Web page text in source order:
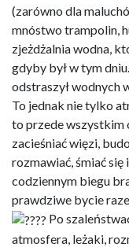
(zarówno dla
mnóstwo trampolin,
zjeżdżalnia wodna,
gdyby był w tym
odstraszył wodnych
To jednak nie tylko
to przede wszystkim
zacieśniać więzi,
rozmawiać, śmiać
codziennym biegu
prawdziwe bycie
Po
atmosfera, leżaki,